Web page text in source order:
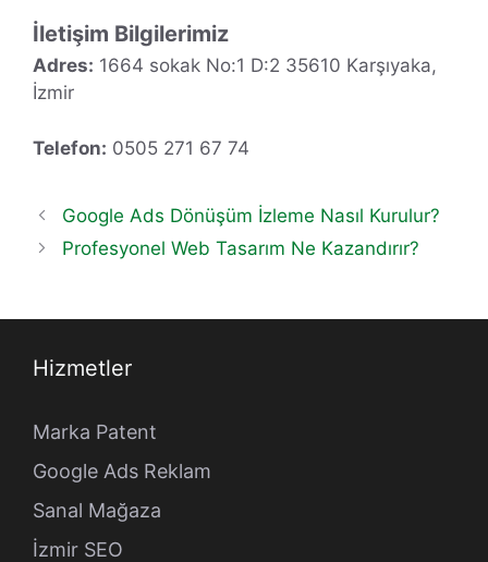
İletişim Bilgilerimiz
Adres: 1664 sokak No:1 D:2 35610 Karşıyaka,
İzmir
Telefon: 0505 271 67 74
Google Ads Dönüşüm İzleme Nasıl Kurulur?
Profesyonel Web Tasarım Ne Kazandırır?
Hizmetler
Marka Patent
Google Ads Reklam
Sanal Mağaza
İzmir SEO